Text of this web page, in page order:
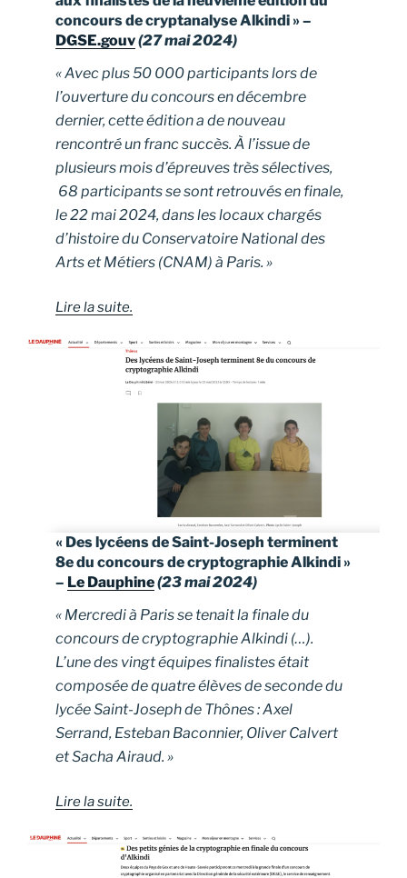
concours de cryptanalyse Alkindi » –
DGSE.gouv(27 mai 2024)
« Avec plus 50 000 participants lors de
l’ouverture du concours en décembre
dernier, cette édition a de nouveau
rencontré un franc succès. À l’issue de
plusieurs mois d’épreuves très sélectives,
68 participants se sont retrouvés en finale,
le 22 mai 2024, dans les locaux chargés
d’histoire du Conservatoire National des
Arts et Métiers (CNAM) à Paris. »
Lire la suite.
« Des lycéens de Saint-Joseph terminent
8e du concours de cryptographie Alkindi »
– Le Dauphine(23 mai 2024)
« Mercredi à Paris se tenait la finale du
concours de cryptographie Alkindi (…).
L’une des vingt équipes finalistes était
composée de quatre élèves de seconde du
lycée Saint-Joseph de Thônes : Axel
Serrand, Esteban Baconnier, Oliver Calvert
et Sacha Airaud. »
Lire la suite.